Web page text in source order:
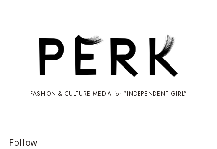
FASHION & CULTURE MEDIA for “INDEPENDENT GIRL”
Follow